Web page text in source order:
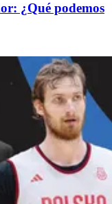
¿Qué podemos